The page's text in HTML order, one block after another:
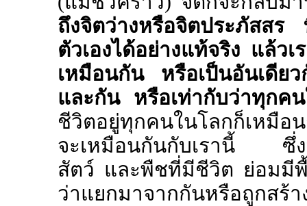
ถึงจิตว่างหรือจิตประภัสสร
ตัวเองได้อย่างแท้จริง แล้ว
เหมือนกัน หรือเป็นอันเดีย
และกัน หรือเท่ากับว่าทุกค
ชีวิตอยู่ทุกคนในโลกก็เหมือ
จะเหมือนกันกับเรานี้ ซึ่งที่
สัตว์ และพืชที่มีชีวิต ย่อมมี
ว่าแยกมาจากกันหรือถูกสร้